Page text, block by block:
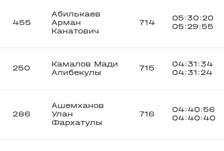
455
Абилькаев
Арман
Канатович
714
05:30:20
05:29:55
250
Камалов Мади
Алибекулы
715
04:31:34
04:31:24
286
Ашемханов
Улан
Фархатулы
716
04:40:56
04:40:40